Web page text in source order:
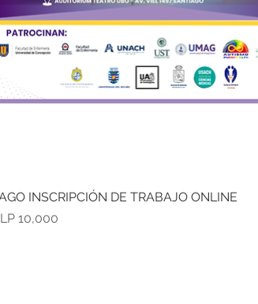
INSCRIPCIÓN DE TRABAJO ONLINE
10,000